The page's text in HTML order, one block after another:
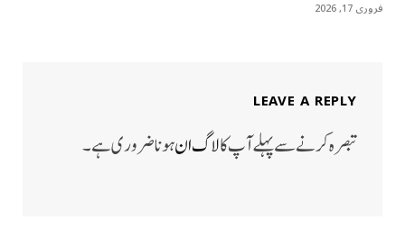
فروری 17, 2026
LEAVE A REPLY
تبصرہ کرنے سے پہلے آپ کالاگ انہونا ضروری ہے۔